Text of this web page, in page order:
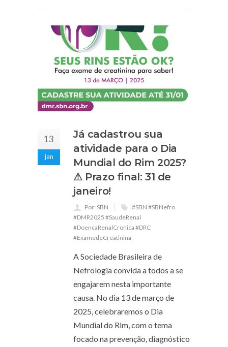
13
jan
Já cadastrou sua
atividade para o Dia
Mundial do Rim 2025?
⚠ Prazo final: 31 de
janeiro!
Por: SBN
#SBN #SBNefro
#DMR2025 #SaudeRenal
#DoencaRenalCronica #DRC
#ExamedeCreatinina
A Sociedade Brasileira de
Nefrologia convida a todos a se
engajarem nesta importante
causa. No dia 13 de março de
2025, celebraremos o Dia
Mundial do Rim, com o tema
focado na prevenção, diagnóstico